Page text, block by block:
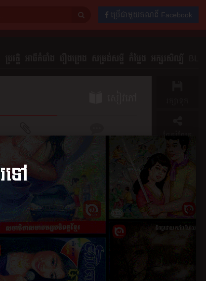
ប្រើជាមួយគណនី Facebook
ភាគ​ទី​២
២១ កុម្ភៈ ២០១៧
ភាគ​ទី​៤
២១ កុម្ភៈ ២០១៧
ភាគ​ទី​៦
២១ កុម្ភៈ ២០១៧
ចែករំលែក